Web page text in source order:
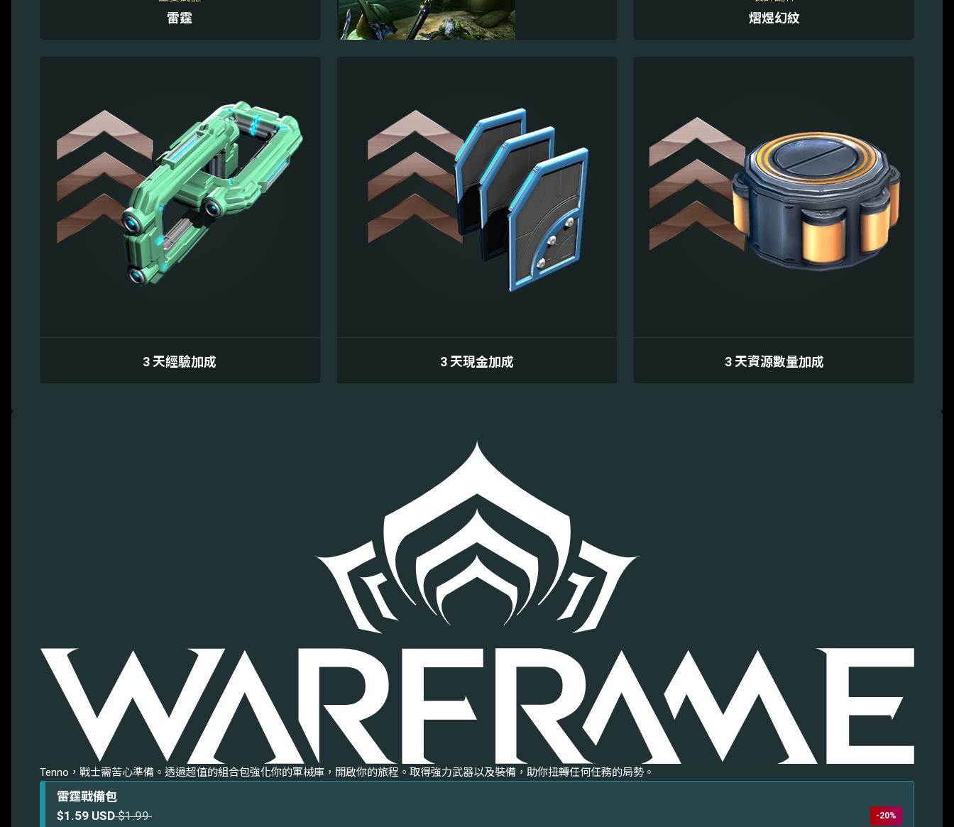
雷霆 分裂膛室 熠煜幻紋
3 天經驗加成 3 天現金加成 3 天資源數量加成
Tenno，戰士需苦心準備。透過超值的組合包強化你的軍械庫，開啟你的旅程。取得強力武器以及裝備，助你扭轉任何任務的局勢。
雷霆戰備包
$1.59 USD $1.99 -20%